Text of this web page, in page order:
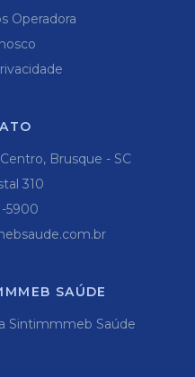
Operadora
Brusque - SC
310
5900
SAÚDE
Sintimmmeb Saúde